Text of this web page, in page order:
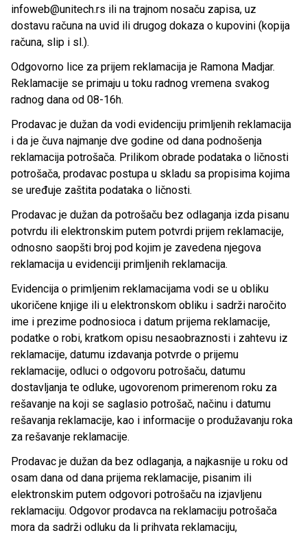
infoweb@unitech.rs ili na trajnom nosaču zapisa, uz
dostavu računa na uvid ili drugog dokaza o kupovini (kopija
računa, slip i sl.).
Odgovorno lice za prijem reklamacija je Ramona Madjar.
Reklamacije se primaju u toku radnog vremena svakog
radnog dana od 08-16h.
Prodavac je dužan da vodi evidenciju primljenih reklamacija
i da je čuva najmanje dve godine od dana podnošenja
reklamacija potrošača. Prilikom obrade podataka o ličnosti
potrošača, prodavac postupa u skladu sa propisima kojima
se uređuje zaštita podataka o ličnosti.
Prodavac je dužan da potrošaču bez odlaganja izda pisanu
potvrdu ili elektronskim putem potvrdi prijem reklamacije,
odnosno saopšti broj pod kojim je zavedena njegova
reklamacija u evidenciji primljenih reklamacija.
Evidencija o primljenim reklamacijama vodi se u obliku
ukoričene knjige ili u elektronskom obliku i sadrži naročito
ime i prezime podnosioca i datum prijema reklamacije,
podatke o robi, kratkom opisu nesaobraznosti i zahtevu iz
reklamacije, datumu izdavanja potvrde o prijemu
reklamacije, odluci o odgovoru potrošaču, datumu
dostavljanja te odluke, ugovorenom primerenom roku za
rešavanje na koji se saglasio potrošač, načinu i datumu
rešavanja reklamacije, kao i informacije o produžavanju roka
za rešavanje reklamacije.
Prodavac je dužan da bez odlaganja, a najkasnije u roku od
osam dana od dana prijema reklamacije, pisanim ili
elektronskim putem odgovori potrošaču na izjavljenu
reklamaciju. Odgovor prodavca na reklamaciju potrošača
mora da sadrži odluku da li prihvata reklamaciju,